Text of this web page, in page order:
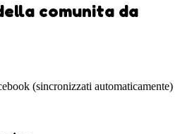
comunita da
(sincronizzati automaticamente)